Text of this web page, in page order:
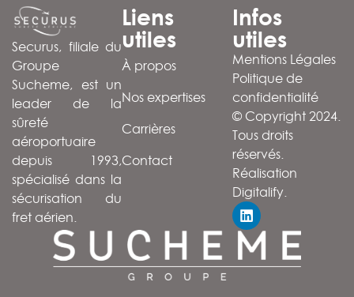
Securus, filiale du
Groupe
Sucheme, est un
leader de la
sûreté
aéroportuaire
depuis 1993,
spécialisé dans la
sécurisation du
fret aérien.
Liens
utiles
À propos
Nos expertises
Carrières
Contact
Infos
utiles
Mentions Légales
Politique de
confidentialité
© Copyright 2024.
Tous droits
réservés.
Réalisation
Digitalify.